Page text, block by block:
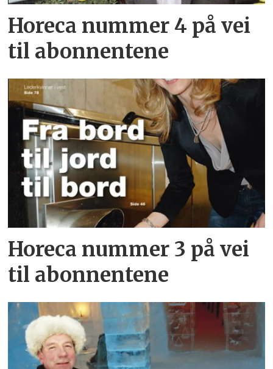
Horeca nummer 4 på vei
til abonnentene
Horeca nummer 3 på vei
til abonnentene